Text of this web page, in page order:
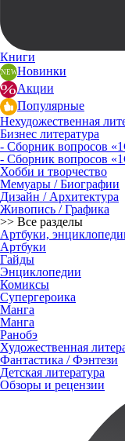
Книги
Новинки
Акции
Популярные
Нехудожественная
Бизнес литература
- Сборник вопросов
- Сборник вопросов
Хобби и творчество
Мемуары / Биографии
Дизайн / Архитектура
Живопись / Графика
>> Все разделы
Артбуки,
Артбуки
Гайды
Энциклопедии
Комиксы
Супергероика
Манга
Манга
Ранобэ
Художественная
Фантастика / Фэнтези
Детская литература
Обзоры и рецензии